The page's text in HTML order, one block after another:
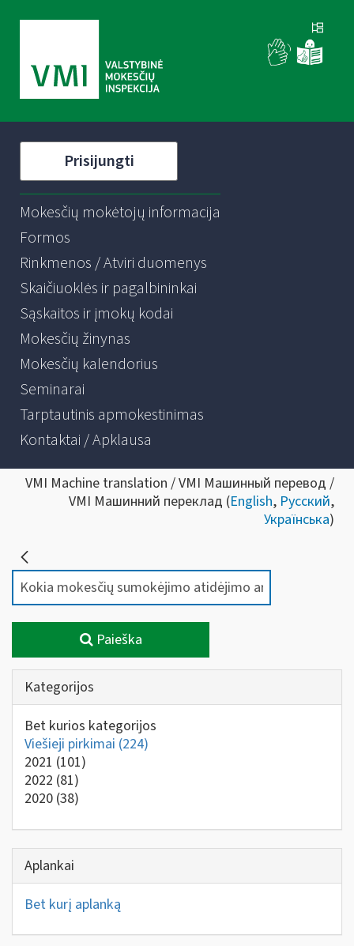
Prisijungti
Mokesčių mokėtojų informacija
Formos
Rinkmenos / Atviri duomenys
Skaičiuoklės ir pagalbininkai
Sąskaitos ir įmokų kodai
Mokesčių žinynas
Mokesčių kalendorius
Seminarai
Tarptautinis apmokestinimas
Kontaktai / Apklausa
VMI Machine translation / VMI Машинный перевод /
VMI Машинний переклад (English, Русский,
Українська)
Paieška
Kategorijos
Bet kurios kategorijos
Viešieji pirkimai (224)
2021 (101)
2022 (81)
2020 (38)
Aplankai
Bet kurį aplanką